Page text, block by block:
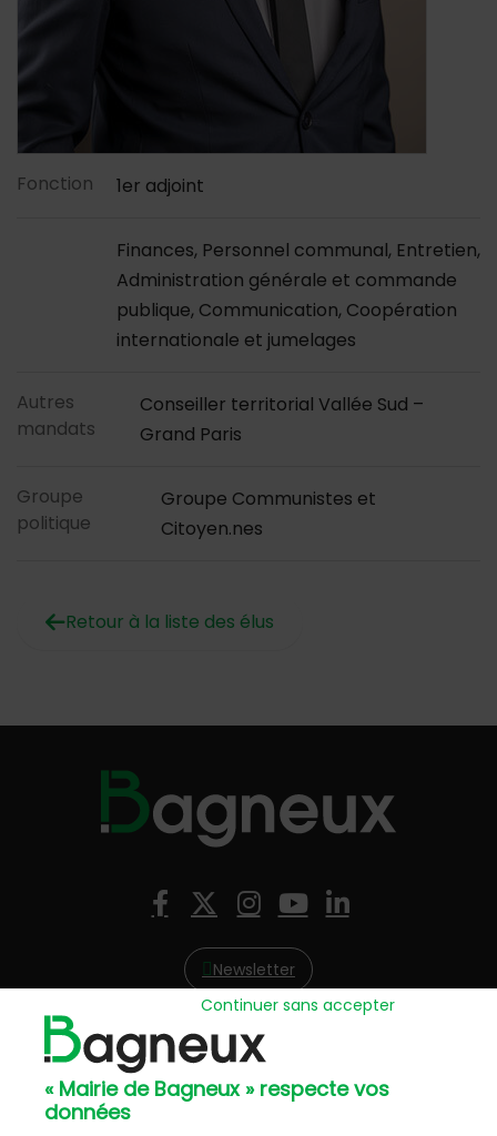
« Mairie de Bagneux » respecte vos
données
Continuer sans accepter
Contenu de la fiche
Fonction 1er adjoint
Finances, Personnel communal, Entretien,
Administration générale et commande
publique, Communication, Coopération
internationale et jumelages
Autres
mandats
Conseiller territorial Vallée Sud –
Grand Paris
Groupe
politique
Groupe Communistes et
Citoyen.nes
Retour à la liste des élus
Facebook
X (Twitter)
Instagram
YouTube
LinkedIn
Newsletter
Hôtel de Ville
57, avenue Henri Ravera - 92220 Bagneux
01 42 31 60 00